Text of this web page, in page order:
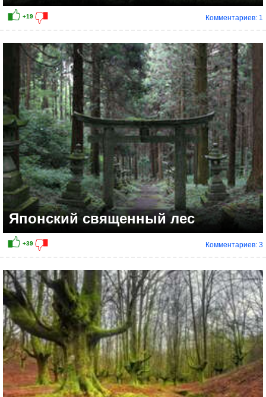
+18
Комментариев: 1
Японский священный лес
Комментариев: 3